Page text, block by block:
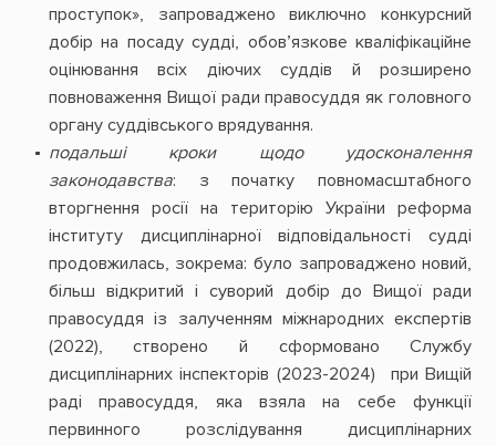
проступок», запроваджено виключно конкурсний
добір на посаду судді, обов’язкове кваліфікаційне
оцінювання всіх діючих суддів й розширено
повноваження Вищої ради правосуддя як головного
органу суддівського врядування.
подальші кроки щодо удосконалення
законодавства: з початку повномасштабного
вторгнення росії на територію України реформа
інституту дисциплінарної відповідальності судді
продовжилась, зокрема: було запроваджено новий,
більш відкритий і суворий добір до Вищої ради
правосуддя із залученням міжнародних експертів
(2022), створено й сформовано Службу
дисциплінарних інспекторів (2023-2024) при Вищій
раді правосуддя, яка взяла на себе функції
первинного розслідування дисциплінарних